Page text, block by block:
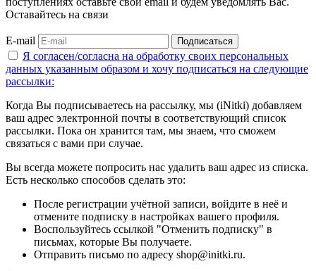
Оставайтесь на связи
E-mail Подписаться
Я согласен/согласна на обработку своих персональных
данных указанным образом и хочу подписаться на следующие
рассылки:
Когда Вы подписываетесь на рассылку, мы (iNitki) добавляем
ваш адрес электронной почты в соответствующий список
рассылки. Пока он хранится там, мы знаем, что сможем
связаться с вами при случае.
Вы всегда можете попросить нас удалить ваш адрес из списка.
Есть несколько способов сделать это:
После регистрации учётной записи, войдите в неё и
отмените подписку в настройках вашего профиля.
Воспользуйтесь ссылкой "Отменить подписку" в
письмах, которые Вы получаете.
Отправить письмо по адресу shop@initki.ru.